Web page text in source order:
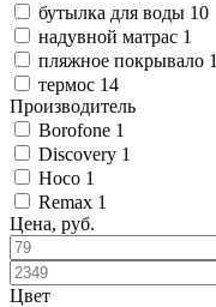
бутылка для воды 10
надувной матрас 1
пляжное покрывало 1
термос 14
Производитель
Borofone 1
Discovery 1
Hoco 1
Remax 1
Цена, руб.
Цвет